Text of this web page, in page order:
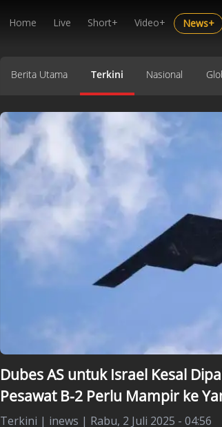
Home Live Short+ Video+ News+
Berita Utama Terkini Nasional
Dubes AS untuk Israel Kesal
Pesawat B-2 Perlu Mampir ke
Terkini | inews | Rabu, 2 Juli 2025 - 04:56